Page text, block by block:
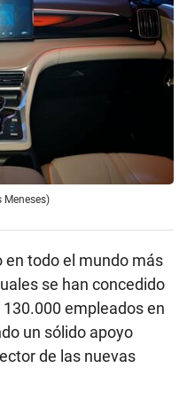
Meneses)
en todo el mundo más
se han concedido
empleados en
un sólido apoyo
de las nuevas